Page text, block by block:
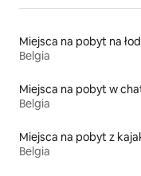
Miejsca na pobyt na
Belgia
Miejsca na pobyt w
Belgia
Miejsca na pobyt z
Belgia